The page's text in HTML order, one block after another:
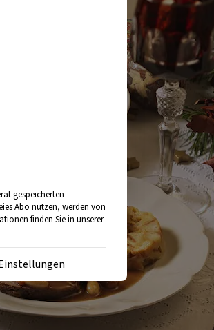
gespeicherten
Abo nutzen, werden von
finden Sie in unserer